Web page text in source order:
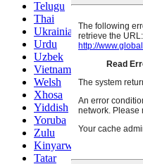
Telugu
Thai
Ukrainian
Urdu
Uzbek
Vietnamese
Welsh
Xhosa
Yiddish
Yoruba
Zulu
Kinyarwanda
Tatar